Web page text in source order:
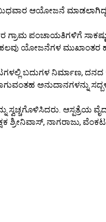
ಆಯೋಜನೆ ಮಾಡಲಾಗಿದ್ದ
ಗ್ರಾಮ ಪಂಚಾಯತಿಗಳಿಗೆ
ಯೋಜನೆಗಳ ಮುಖಾಂತರ
ಬದುಗಳ ನಿರ್ಮಾಣ, ದನದ
ಅನುದಾನಗಳನ್ನು
ಆಸ್ಪತ್ರೆಯ
ಶ್ರೀನಿವಾಸ್, ನಾಗರಾಜು,